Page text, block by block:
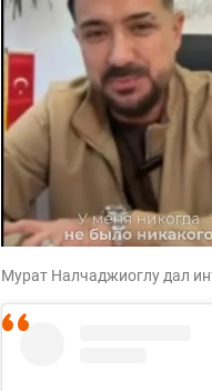
Мурат Налчаджиоглу дал